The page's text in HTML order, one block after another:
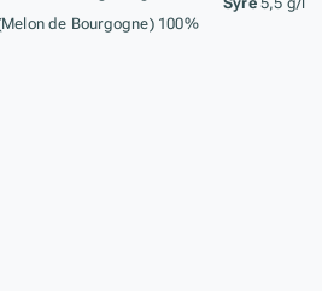
de Bourgogne) 100%